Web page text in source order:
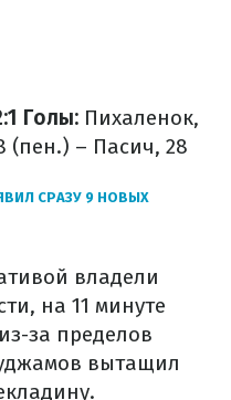
Голы: Пихаленок,
(пен.) – Пасич, 28
СРАЗУ 9 НОВЫХ
владели
на 11 минуте
за пределов
вытащил